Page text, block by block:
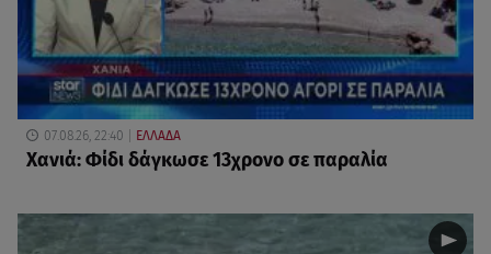
07.08.26, 22:40 ΕΛΛΑΔΑ
Χανιά: Φίδι δάγκωσε 13χρονο σε παραλία